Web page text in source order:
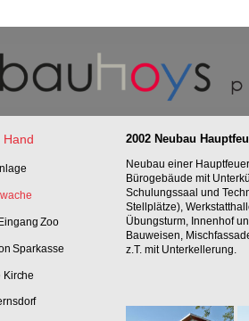
Hand
Zoo
Sparkasse
Kirche
2002 Neubau
Neubau einer
Bürogebäude mit
Schulungssaal und
Stellplätze),
Übungsturm, Innenhof
Bauweisen,
z.T. mit Unterkellerung.